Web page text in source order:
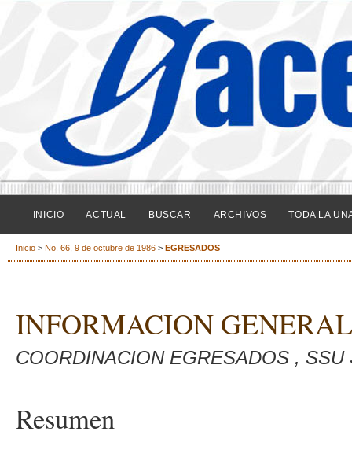
INICIO ACTUAL BUSCAR ARCHIVOS TODA LA
Inicio > No. 66, 9 de octubre de 1986 > EGRESADOS
INFORMACION GENERAL
COORDINACION EGRESADOS ,
Resumen